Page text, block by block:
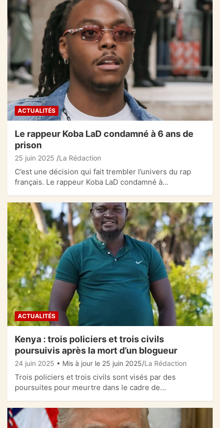
ACTUALITÉS
Le rappeur Koba LaD condamné à 6 ans de
prison
25 juin 2025 La Rédaction
C’est une décision qui fait trembler l’univers du rap
français. Le rappeur Koba LaD condamné à…
ACTUALITÉS
Kenya : trois policiers et trois civils
poursuivis après la mort d’un blogueur
24 juin 2025 • Mis à jour le 25 juin 2025 La Rédaction
Trois policiers et trois civils sont visés par des
poursuites pour meurtre dans le cadre de…